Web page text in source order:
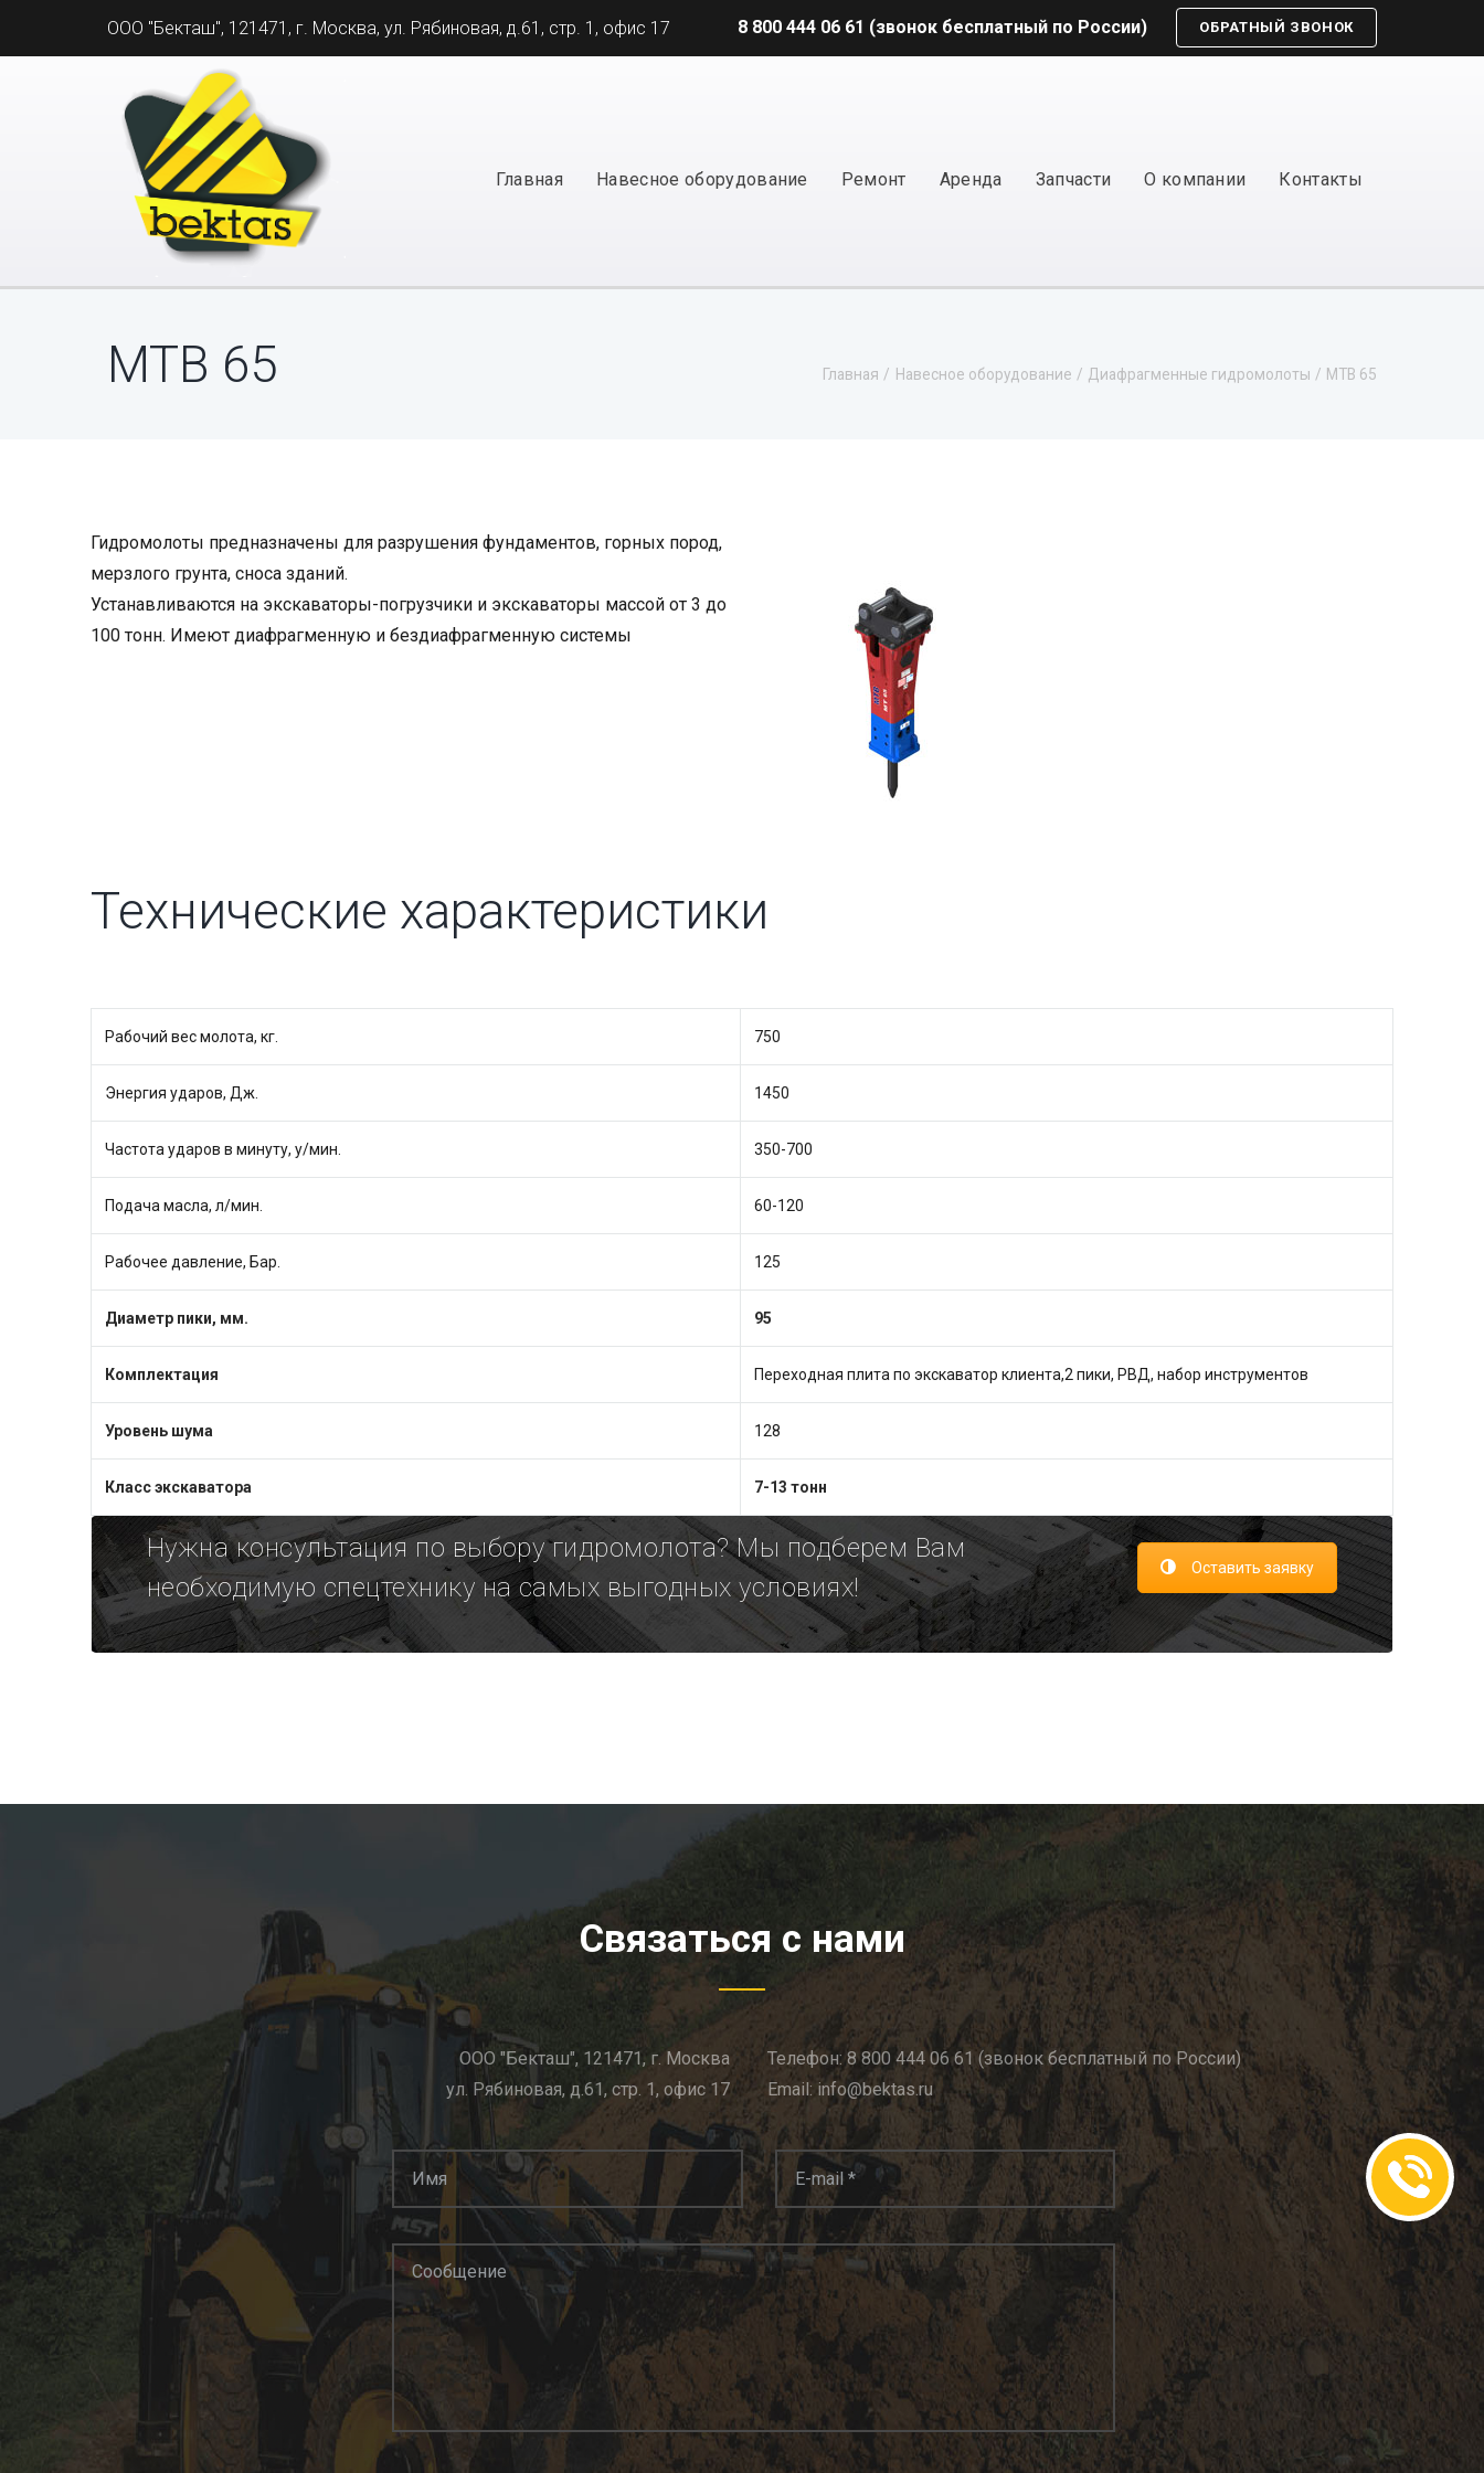
ООО "Бекташ", 121471, г. Москва, ул. Рябиновая, д.61, стр. 1, офис 17 8 800 444 06 61 (звонок бесплатный по России) ОБРАТНЫЙ ЗВОНОК
Главная Навесное оборудование Ремонт Аренда Запчасти О компании Контакты
Главная Навесное оборудование Диафрагменные гидромолоты MTB 65
MTB 65
Гидромолоты предназначены для разрушения фундаментов, горных пород,
мерзлого грунта, сноса зданий.
Устанавливаются на экскаваторы-погрузчики и экскаваторы массой от 3 до
100 тонн. Имеют диафрагменную и бездиафрагменную системы
Технические характеристики
Рабочий вес молота, кг. 750
Энергия ударов, Дж. 1450
Частота ударов в минуту, у/мин. 350-700
Подача масла, л/мин. 60-120
Рабочее давление, Бар. 125
Диаметр пики, мм. 95
Комплектация Переходная плита по экскаватор клиента,2 пики, РВД, набор инструментов
Уровень шума 128
Класс экскаватора 7-13 тонн
Нужна консультация по выбору гидромолота? Мы подберем Вам
необходимую спецтехнику на самых выгодных условиях!
Оставить заявку
Связаться с нами
Телефон: 8 800 444 06 61 (звонок бесплатный по России)
Email: info@bektas.ru
ООО "Бекташ", 121471, г. Москва
ул. Рябиновая, д.61, стр. 1, офис 17